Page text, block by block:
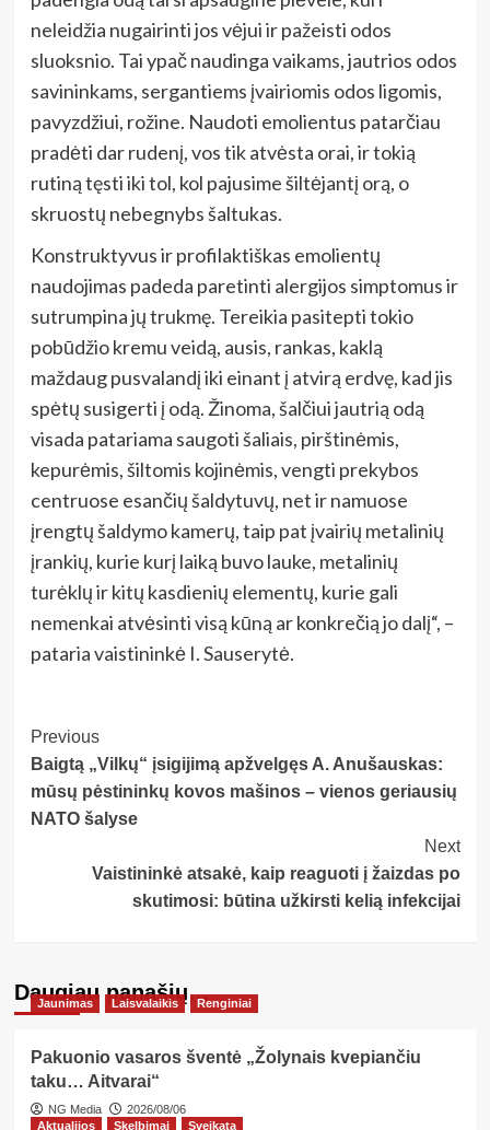
neleidžia nugairinti jos vėjui ir pažeisti odos
sluoksnio. Tai ypač naudinga vaikams, jautrios odos
savininkams, sergantiems įvairiomis odos ligomis,
pavyzdžiui, rožine. Naudoti emolientus patarčiau
pradėti dar rudenį, vos tik atvėsta orai, ir tokią
rutiną tęsti iki tol, kol pajusime šiltėjantį orą, o
skruostų nebegnybs šaltukas.
Konstruktyvus ir profilaktiškas emolientų
naudojimas padeda paretinti alergijos simptomus ir
sutrumpina jų trukmę. Tereikia pasitepti tokio
pobūdžio kremu veidą, ausis, rankas, kaklą
maždaug pusvalandį iki einant į atvirą erdvę, kad jis
spėtų susigerti į odą. Žinoma, šalčiui jautrią odą
visada patariama saugoti šaliais, pirštinėmis,
kepurėmis, šiltomis kojinėmis, vengti prekybos
centruose esančių šaldytuvų, net ir namuose
įrengtų šaldymo kamerų, taip pat įvairių metalinių
įrankių, kurie kurį laiką buvo lauke, metalinių
turėklų ir kitų kasdienių elementų, kurie gali
nemenkai atvėsinti visą kūną ar konkrečią jo dalį“, –
pataria vaistininkė I. Sauserytė.
Post
Navigation
Previous
Baigtą „Vilkų“ įsigijimą apžvelgęs A. Anušauskas:
mūsų pėstininkų kovos mašinos – vienos geriausių
NATO šalyse
Next
Vaistininkė atsakė, kaip reaguoti į žaizdas po
skutimosi: būtina užkirsti kelią infekcijai
Daugiau panašių…
Jaunimas Laisvalaikis Renginiai
Pakuonio vasaros šventė „Žolynais kvepiančiu
taku… Aitvarai“
NG Media
2026/08/06
Aktualijos
Skelbimai Sveikata